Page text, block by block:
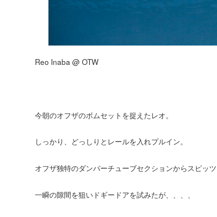
Reo Inaba @ OTW
今朝のオフザのボムセットを捉えたレオ。
しっかり、どっしりとレールを入れプルイン。
オフザ独特のダンパーチューブセクションからスピッ
一瞬の隙間を狙いドギードアを試みたが、、、、